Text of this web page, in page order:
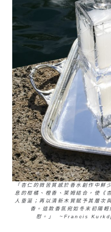
「杏仁的微苦質感於香水創作中鮮
息的柑橘、橙香、萊姆結合，使《
人垂涎；再以清新木質賦予其層次
香。這款香氛宛如冬末初陽
慰。」 ~Francis